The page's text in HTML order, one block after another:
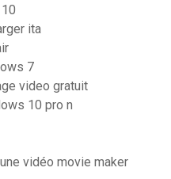
ita
7
video gratuit
10 pro n
vidéo movie maker